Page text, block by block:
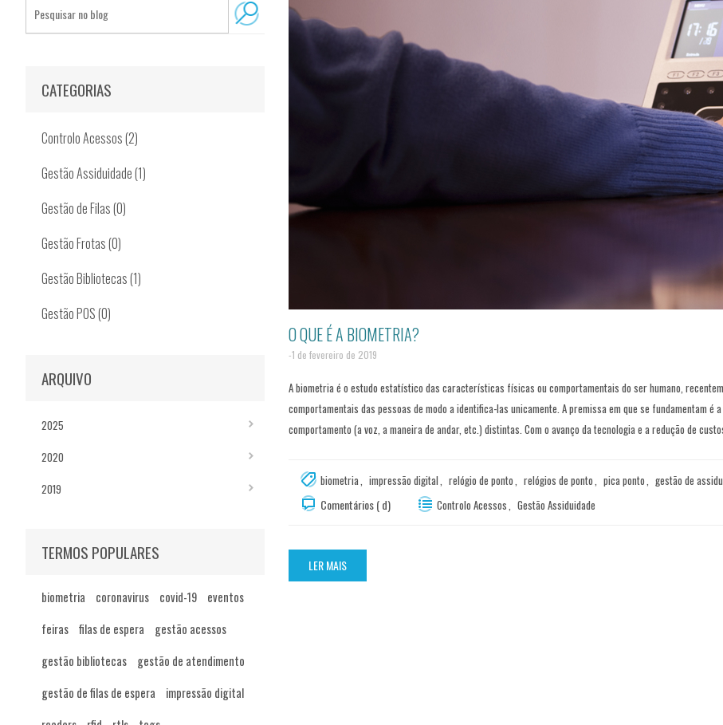
O QUE É A BIOMETRIA?
-1 de fevereiro de 2019
A biometria é o estudo estatístico das características físicas ou comportamentais do ser humano,
comportamentais das pessoas de modo a identifica-las unicamente. A premissa em que se fundamentam
comportamento (a voz, a maneira de andar, etc.) distintas. Com o avanço da tecnologia e a redução de
biometria, impressão digital, relógio de ponto, relógios de ponto, pica ponto, gestão de
Comentários ( d) Controlo Acessos Gestão Assiduidade
LER MAIS
CATEGORIAS
Controlo Acessos (2)
Gestão Assiduidade (1)
Gestão de Filas (0)
Gestão Frotas (0)
Gestão Bibliotecas (1)
Gestão POS (0)
ARQUIVO
2025
2020
2019
TERMOS POPULARES
biometria coronavirus covid-19
eventos
feiras
filas de espera
gestão acessos
gestão bibliotecas
gestão de atendimento
gestão de filas de espera
impressão digital